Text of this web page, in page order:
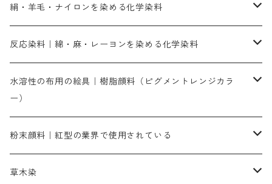
直接染料－染色手順が簡単
人気のおすすめ直接染料
染色に必要な薬品類
絹・羊毛・ナイロンを染める化学染料
お買い得品
染料一覧
人気のおすすめ染料
染色に必要な薬品類
補助薬品
反応染料｜綿・麻・レーヨンを染める化学染料
お勧めの3原色（赤・青・黄色）
お勧め｜スミフィックス～
3原色以外の色目
赤色
染色に必要な薬品
水溶性の布用の絵具｜樹脂顔料（ピグメントレンジカラ
ー）
ネオカラー（色）
内容量：100g
バィンダー（定着剤）
粉末顔料｜紅型の業界で使用されている
赤色系
草木染